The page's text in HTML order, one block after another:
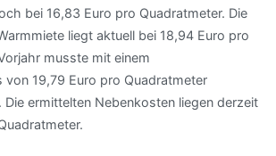
bei 16,83 Euro pro Quadratmeter. Die
liegt aktuell bei 18,94 Euro pro
musste mit einem
von 19,79 Euro pro Quadratmeter
ermittelten Nebenkosten liegen derzeit